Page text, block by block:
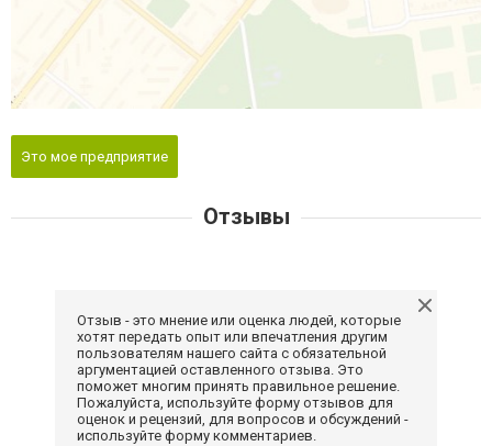
Это мое предприятие
Отзывы
Отзыв - это мнение или оценка людей, которые
хотят передать опыт или впечатления другим
пользователям нашего сайта с обязательной
аргументацией оставленного отзыва. Это
поможет многим принять правильное решение.
Пожалуйста, используйте форму отзывов для
оценок и рецензий, для вопросов и обсуждений -
используйте форму комментариев.